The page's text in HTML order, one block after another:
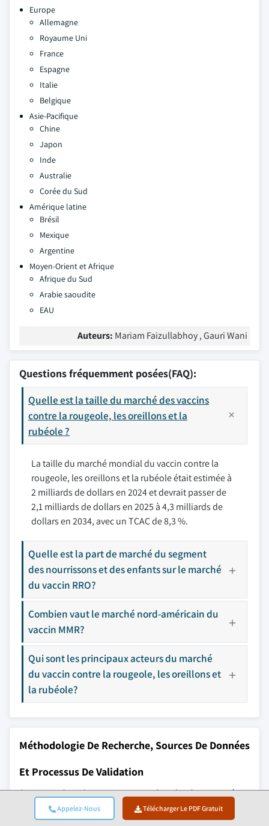
Appelez-Nous Télécharger Le PDF Gratuit
Europe
Allemagne
Royaume Uni
France
Espagne
Italie
Belgique
Asie-Pacifique
Chine
Japon
Inde
Australie
Corée du Sud
Amérique latine
Brésil
Mexique
Argentine
Moyen-Orient et Afrique
Afrique du Sud
Arabie saoudite
EAU
Auteurs: Mariam Faizullabhoy , Gauri Wani
Questions fréquemment posées(FAQ):
Quelle est la taille du marché des vaccins
contre la rougeole, les oreillons et la
rubéole ?
La taille du marché mondial du vaccin contre la
rougeole, les oreillons et la rubéole était estimée à
2 milliards de dollars en 2024 et devrait passer de
2,1 milliards de dollars en 2025 à 4,3 milliards de
dollars en 2034, avec un TCAC de 8,3 %.
Quelle est la part de marché du segment
des nourrissons et des enfants sur le marché
du vaccin RRO?
Combien vaut le marché nord-américain du
vaccin MMR?
Qui sont les principaux acteurs du marché
du vaccin contre la rougeole, les oreillons et
la rubéole?
Méthodologie De Recherche, Sources De Données
Et Processus De Validation
Ce rapport s'appuie sur un processus de recherche structuré
basé sur des conversations directes avec l'industrie, une
modélisation propriétaire et une validation croisée rigoureuse,